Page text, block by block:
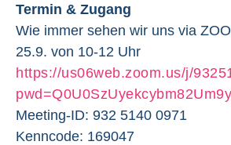
Termin & Zugang
Wie immer sehen wir uns via
25.9. von 10-12 Uhr
https://us06web.zoom.us/j/
Meeting-ID: 932 5140 0971
Kenncode: 169047